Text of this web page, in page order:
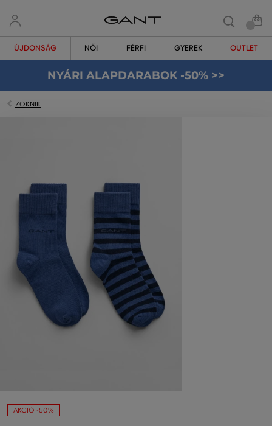
ÚJDONSÁG NŐI FÉRFI GYEREK OUTLET
NYÁRI ALAPDARABOK -50% >>
ZOKNIK
AKCIÓ -50%